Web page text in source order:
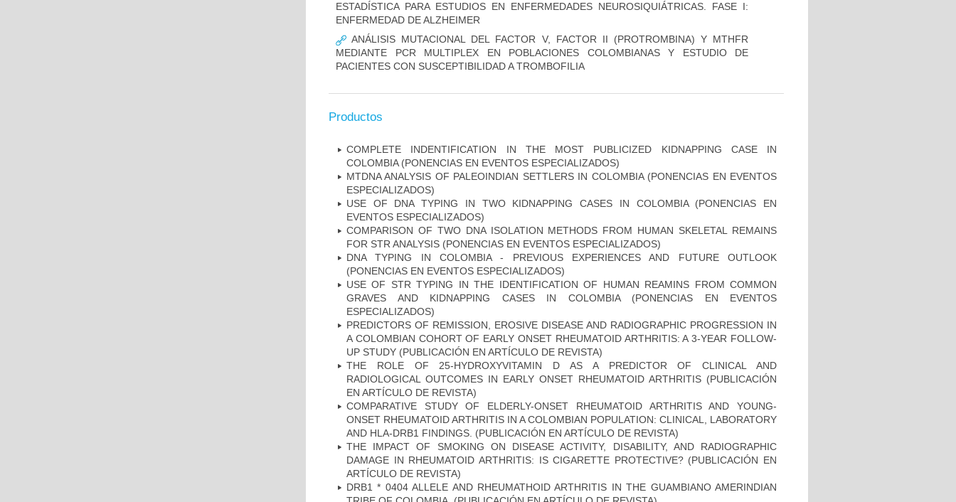
ESTADÍSTICA PARA ESTUDIOS EN ENFERMEDADES NEUROSIQUIÁTRICAS. FASE I:
ENFERMEDAD DE ALZHEIMER
ANÁLISIS MUTACIONAL DEL FACTOR V, FACTOR II (PROTROMBINA) Y MTHFR
MEDIANTE PCR MULTIPLEX EN POBLACIONES COLOMBIANAS Y ESTUDIO DE
PACIENTES CON SUSCEPTIBILIDAD A TROMBOFILIA
Productos
COMPLETE INDENTIFICATION IN THE MOST PUBLICIZED KIDNAPPING CASE IN
COLOMBIA (PONENCIAS EN EVENTOS ESPECIALIZADOS)
MTDNA ANALYSIS OF PALEOINDIAN SETTLERS IN COLOMBIA (PONENCIAS EN EVENTOS
ESPECIALIZADOS)
USE OF DNA TYPING IN TWO KIDNAPPING CASES IN COLOMBIA (PONENCIAS EN
EVENTOS ESPECIALIZADOS)
COMPARISON OF TWO DNA ISOLATION METHODS FROM HUMAN SKELETAL REMAINS
FOR STR ANALYSIS (PONENCIAS EN EVENTOS ESPECIALIZADOS)
DNA TYPING IN COLOMBIA - PREVIOUS EXPERIENCES AND FUTURE OUTLOOK
(PONENCIAS EN EVENTOS ESPECIALIZADOS)
USE OF STR TYPING IN THE IDENTIFICATION OF HUMAN REAMINS FROM COMMON
GRAVES AND KIDNAPPING CASES IN COLOMBIA (PONENCIAS EN EVENTOS
ESPECIALIZADOS)
PREDICTORS OF REMISSION, EROSIVE DISEASE AND RADIOGRAPHIC PROGRESSION IN
A COLOMBIAN COHORT OF EARLY ONSET RHEUMATOID ARTHRITIS: A 3-YEAR FOLLOW-
UP STUDY (PUBLICACIÓN EN ARTÍCULO DE REVISTA)
THE ROLE OF 25-HYDROXYVITAMIN D AS A PREDICTOR OF CLINICAL AND
RADIOLOGICAL OUTCOMES IN EARLY ONSET RHEUMATOID ARTHRITIS (PUBLICACIÓN
EN ARTÍCULO DE REVISTA)
COMPARATIVE STUDY OF ELDERLY-ONSET RHEUMATOID ARTHRITIS AND YOUNG-
ONSET RHEUMATOID ARTHRITIS IN A COLOMBIAN POPULATION: CLINICAL, LABORATORY
AND HLA-DRB1 FINDINGS. (PUBLICACIÓN EN ARTÍCULO DE REVISTA)
THE IMPACT OF SMOKING ON DISEASE ACTIVITY, DISABILITY, AND RADIOGRAPHIC
DAMAGE IN RHEUMATOID ARTHRITIS: IS CIGARETTE PROTECTIVE? (PUBLICACIÓN EN
ARTÍCULO DE REVISTA)
DRB1 * 0404 ALLELE AND RHEUMATHOID ARTHRITIS IN THE GUAMBIANO AMERINDIAN